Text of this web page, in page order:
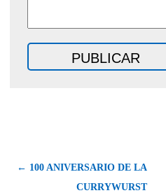
← 100 ANIVERSARIO DE LA
CURRYWURST